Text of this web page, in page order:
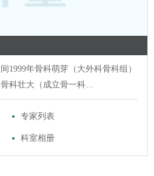
1999年骨科萌芽（大外科骨科组）
骨科壮大（成立骨一科…
专家列表
科室相册